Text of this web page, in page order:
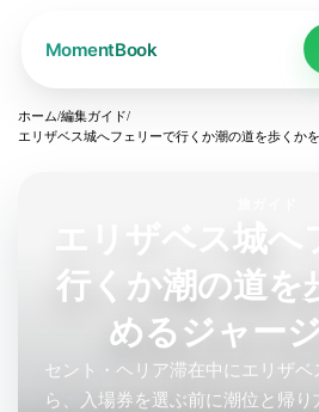
ホーム/編集ガイド/
エリザベス城へフェリーで行くか潮の道を歩くか
エリザベス城へ
行くか潮の道を
めるジャー
セント・ヘリア滞在中にエリザ
ら、入場券を選ぶ前に潮位と帰